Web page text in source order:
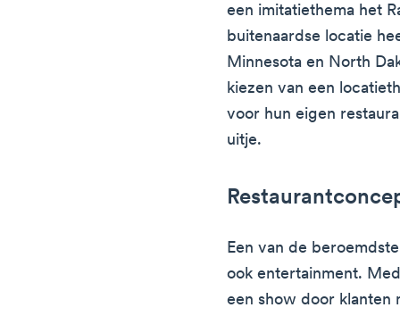
een imitatiethema het
buitenaardse locatie
Minnesota en North
kiezen van een
voor hun eigen
uitje.
Een van de
ook entertainment.
een show door klanten